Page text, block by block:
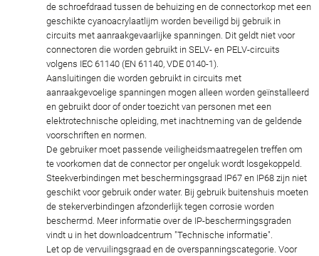
de schroefdraad tussen de behuizing en de connectorkop met een
geschikte cyanoacrylaatlijm worden beveiligd bij gebruik in
circuits met aanraakgevaarlijke spanningen. Dit geldt niet voor
connectoren die worden gebruikt in SELV- en PELV-circuits
volgens IEC 61140 (EN 61140, VDE 0140-1).
Aansluitingen die worden gebruikt in circuits met
aanraakgevoelige spanningen mogen alleen worden geïnstalleerd
en gebruikt door of onder toezicht van personen met een
elektrotechnische opleiding, met inachtneming van de geldende
voorschriften en normen.
De gebruiker moet passende veiligheidsmaatregelen treffen om
te voorkomen dat de connector per ongeluk wordt losgekoppeld.
Steekverbindingen met beschermingsgraad IP67 en IP68 zijn niet
geschikt voor gebruik onder water. Bij gebruik buitenshuis moeten
de stekerverbindingen afzonderlijk tegen corrosie worden
beschermd. Meer informatie over de IP-beschermingsgraden
vindt u in het downloadcentrum "Technische informatie".
Let op de vervuilingsgraad en de overspanningscategorie. Voor